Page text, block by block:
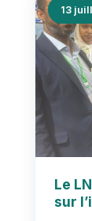
13
Le
sur